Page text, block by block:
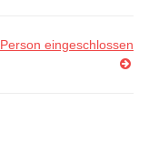
eingeschlossen